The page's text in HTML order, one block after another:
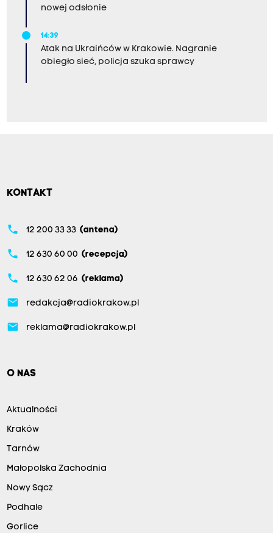
nowej odsłonie
14:39
Atak na Ukraińców w Krakowie. Nagranie
obiegło sieć, policja szuka sprawcy
KONTAKT
phone 12 200 33 33 (antena)
phone 12 630 60 00 (recepcja)
phone 12 630 62 06 (reklama)
email redakcja@radiokrakow.pl
email reklama@radiokrakow.pl
O NAS
Aktualności
Kraków
Tarnów
Małopolska Zachodnia
Nowy Sącz
Podhale
Gorlice